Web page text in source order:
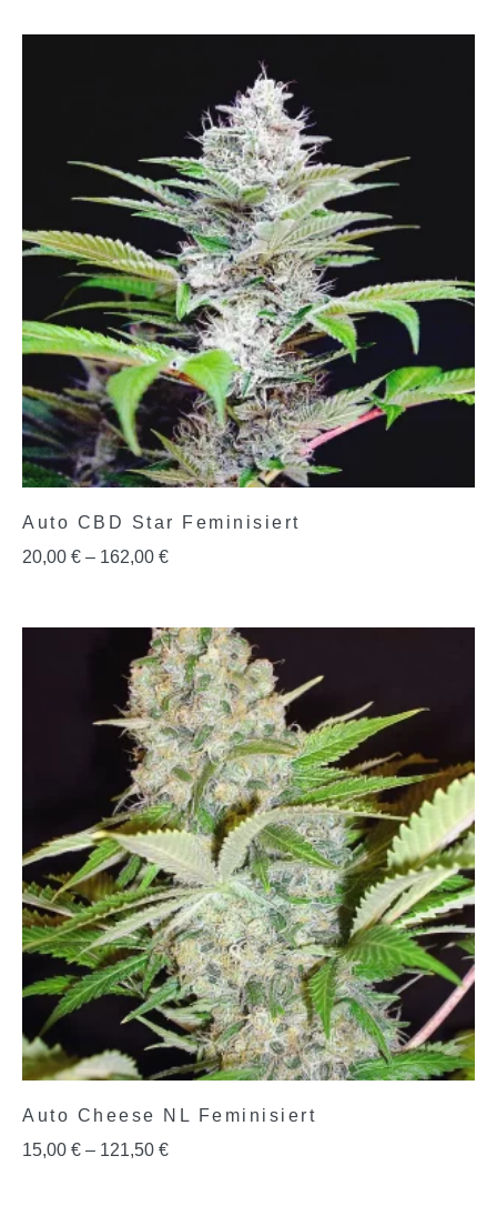
Auto CBD Star Feminisiert
20,00 € – 162,00 €
Auto Cheese NL Feminisiert
15,00 € – 121,50 €